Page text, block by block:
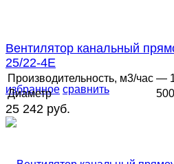
избранное сравнить
Вентилятор канальный
25/22-4E
Производительность, м3/час —
Диаметр
25 242 руб.